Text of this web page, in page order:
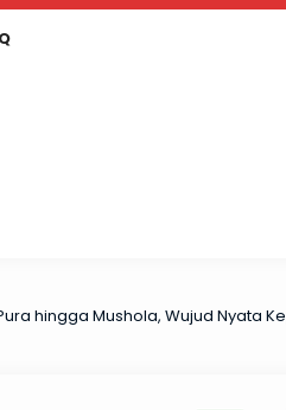
hingga Mushola, Wujud Nyata